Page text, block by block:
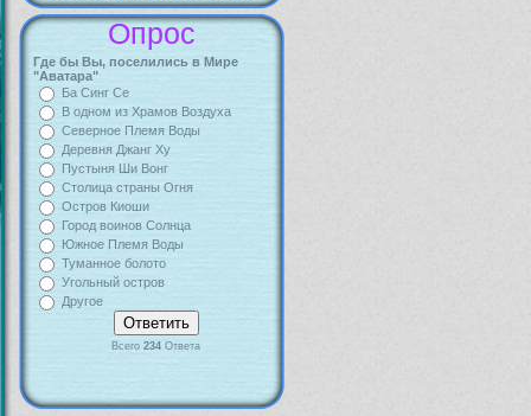
Опрос
Где бы Вы, поселились в Мире
"Аватара"
Ба Синг Се
В одном из Храмов Воздуха
Северное Племя Воды
Деревня Джанг Ху
Пустыня Ши Вонг
Столица страны Огня
Остров Киоши
Город воинов Солнца
Южное Племя Воды
Туманное болото
Угольный остров
Другое
Всего 234 Ответа